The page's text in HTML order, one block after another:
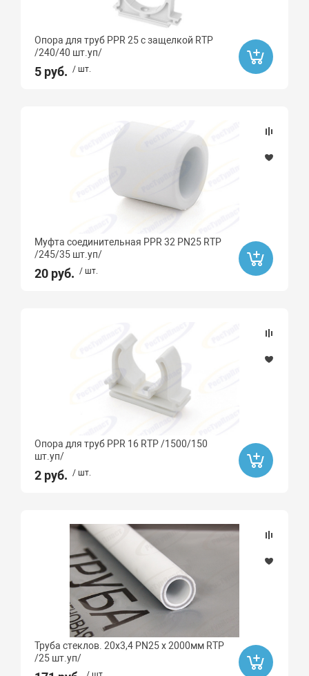
Опора для труб PPR 25 с защелкой RTP
/240/40 шт.уп/
5 руб. / шт.
Муфта соединительная PPR 32 PN25 RTP
/245/35 шт.уп/
20 руб. / шт.
Опора для труб PPR 16 RTP /1500/150
шт.уп/
2 руб. / шт.
Труба стеклов. 20х3,4 PN25 х 2000мм RTP
/25 шт.уп/